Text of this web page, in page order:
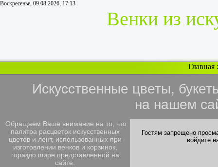
Воскресенье, 09.08.2026, 17:13
Венки из
Главная
Искусственные цветы,
на нашем
Обращаем Ваше внимание на то, что
палитра расцветок искусственных
цветов и лент, использованных при
изготовлении венков и корзинок,
гораздо шире представленной на
сайте.
Гостям запрещено
войдите